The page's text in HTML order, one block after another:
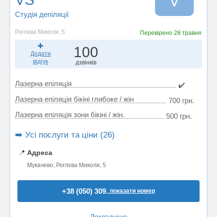
Студія депіляції
Роглєва Миколи, 5 Перевірено28 травня
Додати
відгук
100
дзвінків
Лазерна епіляція
✔️
Лазерна епіляція бікіні глибоке / жін
700 грн.
Лазерна епіляція зони бікіні / жін.
500 грн.
➡️ Усі послуги та ціни (26)
📍 Адреса
Мукачево, Роглєва Миколи, 5
+38 (050) 309..показати номер